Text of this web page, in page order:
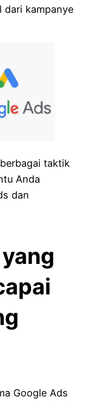
dari kampanye
taktik
Anda
dan
Google Ads